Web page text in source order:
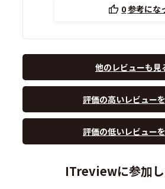
0参考にな
他のレビューも見
評価の高いレビュー
評価の低いレビュー
ITreviewに参加し